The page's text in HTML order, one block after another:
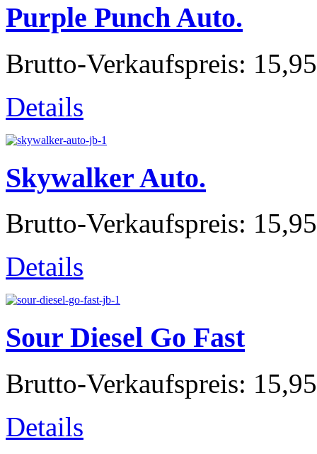
Purple Punch Auto.
Brutto-Verkaufspreis:
Details
Skywalker Auto.
Brutto-Verkaufspreis:
Details
Sour Diesel Go Fast
Brutto-Verkaufspreis:
Details